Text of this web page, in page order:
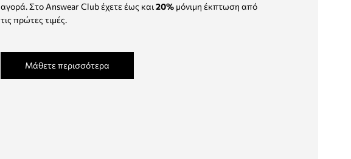
αγορά. Στο Answear Club έχετε έως και 20%μόνιμη έκπτωση από
τις πρώτες τιμές.
Μάθετε περισσότερα